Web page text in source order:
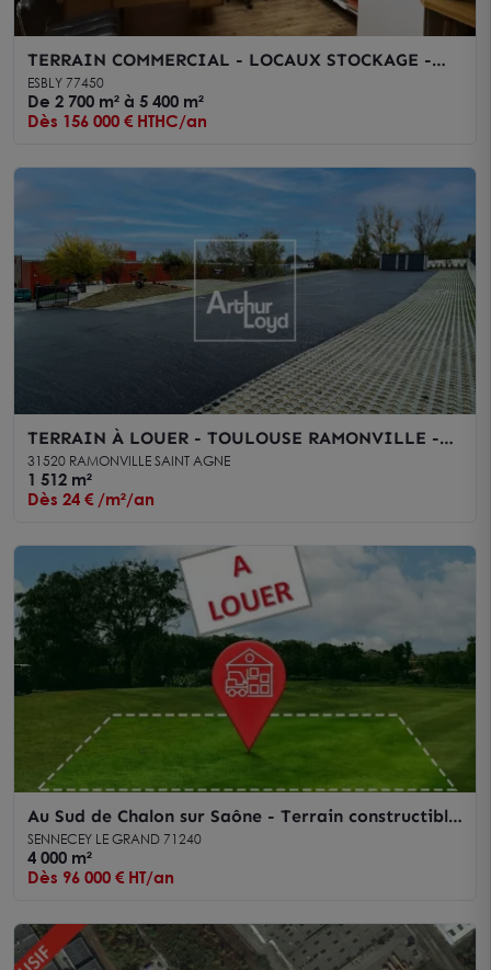
TERRAIN COMMERCIAL - LOCAUX STOCKAGE -
ESBLY
ESBLY 77450
De 2 700 m² à 5 400 m²
Dès 156 000 € HTHC/an
TERRAIN À LOUER - TOULOUSE RAMONVILLE -
PROCHE COMMERCES
31520 RAMONVILLE SAINT AGNE
1 512 m²
Dès 24 € /m²/an
Au Sud de Chalon sur Saône - Terrain constructible
de 4 000 m² dans zone d'activité
SENNECEY LE GRAND 71240
4 000 m²
Dès 96 000 € HT/an